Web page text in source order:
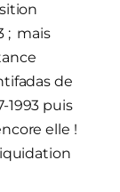
; mais
de
1993 puis
elle !